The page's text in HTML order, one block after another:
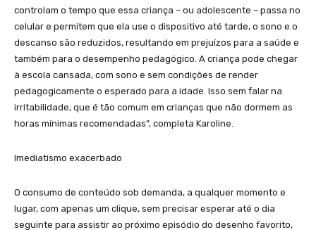
controlam o tempo que essa criança – ou adolescente – passa no
celular e permitem que ela use o dispositivo até tarde, o sono e o
descanso são reduzidos, resultando em prejuízos para a saúde e
também para o desempenho pedagógico. A criança pode chegar
à escola cansada, com sono e sem condições de render
pedagogicamente o esperado para a idade. Isso sem falar na
irritabilidade, que é tão comum em crianças que não dormem as
horas mínimas recomendadas”, completa Karoline.
Imediatismo exacerbado
O consumo de conteúdo sob demanda, a qualquer momento e
lugar, com apenas um clique, sem precisar esperar até o dia
seguinte para assistir ao próximo episódio do desenho favorito,